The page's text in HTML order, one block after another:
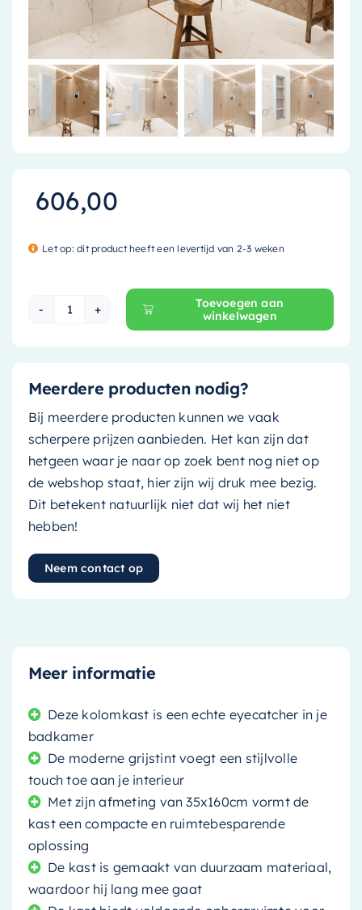
606,00
Let op: dit product heeft een levertijd van 2-3 weken
Mondiaz Kolomkast Beam - 35x160cm - clay
Toevoegen aan
winkelwagen
Meerdere producten nodig?
Bij meerdere producten kunnen we vaak
scherpere prijzen aanbieden. Het kan zijn dat
hetgeen waar je naar op zoek bent nog niet op
de webshop staat, hier zijn wij druk mee bezig.
Dit betekent natuurlijk niet dat wij het niet
hebben!
Neem contact op
Meer informatie
Deze kolomkast is een echte eyecatcher in je
badkamer
De moderne grijstint voegt een stijlvolle
touch toe aan je interieur
Met zijn afmeting van 35x160cm vormt de
kast een compacte en ruimtebesparende
oplossing
De kast is gemaakt van duurzaam materiaal,
waardoor hij lang mee gaat